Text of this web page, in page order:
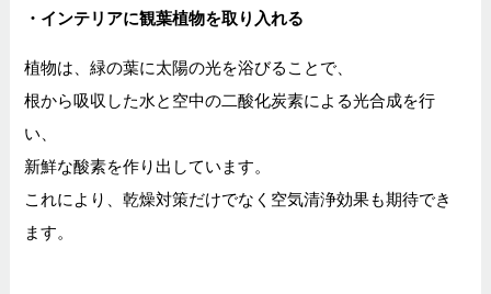
・インテリアに観葉植物を取り入れる
植物は、緑の葉に太陽の光を浴びることで、
根から吸収した水と空中の二酸化炭素による光合成を行
い、
新鮮な酸素を作り出しています。
これにより、乾燥対策だけでなく空気清浄効果も期待でき
ます。